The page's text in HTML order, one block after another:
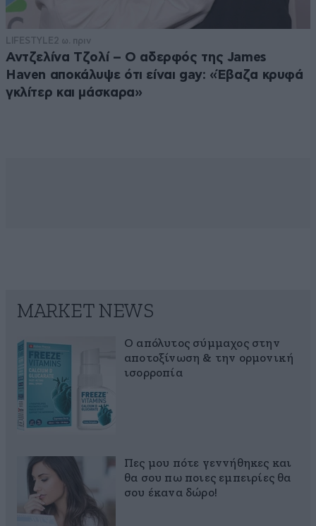
LIFESTYLE2 ω. πριν
Αντζελίνα Τζολί – Ο αδερφός της James
Haven αποκάλυψε ότι είναι gay: «Έβαζα κρυφά
γκλίτερ και μάσκαρα»
MARKET NEWS
Ο απόλυτος σύμμαχος στην
αποτοξίνωση & την ορμονική
ισορροπία
Πες μου πότε γεννήθηκες και
θα σου πω ποιες εμπειρίες θα
σου έκανα δώρο!